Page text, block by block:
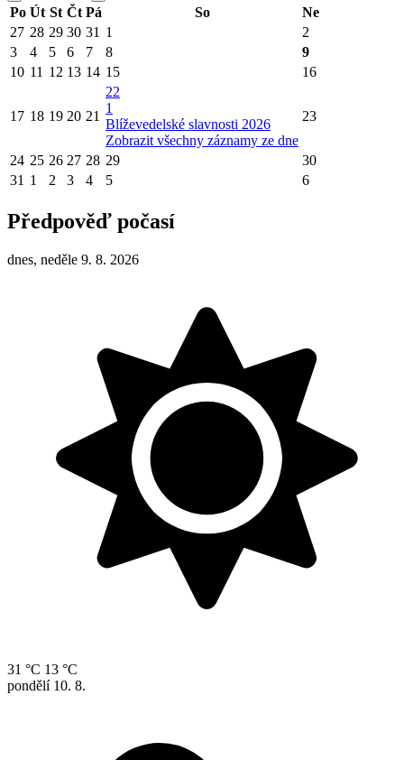
Po Út St Čt Pá So
Ne
27 28 29 30 31 1
2
3
4 5 6 7 8
9
10 11 12 13 14 15 16
17 18 19 20 21
22
1
Blíževedelské slavnosti 2026
Zobrazit všechny záznamy ze dne
23
24 25 26 27 28 29
30
31 1 2 3 4 5 6
Předpověď počasí
dnes, neděle 9. 8. 2026
31 °C 13 °C
pondělí 10. 8.